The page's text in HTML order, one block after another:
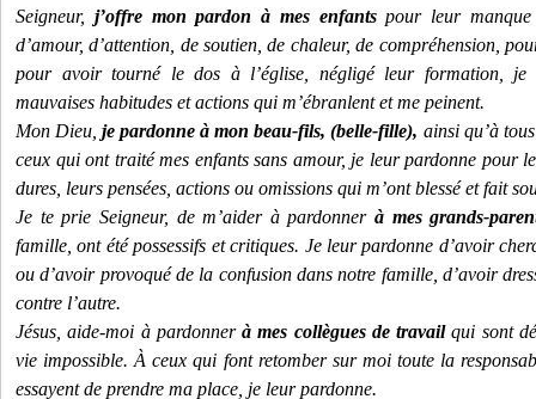
Seigneur, j’offre mon pardon à mes enfantspour leur manque
d’amour, d’attention, de soutien, de chaleur, de compréhension,
pour avoir tourné le dos à l’église, négligé leur formation, je
mauvaises habitudes et actions qui m’ébranlent et me peinent.
Mon Dieu,je pardonne à mon beau-fils, (belle-fille), ainsi qu’à
ceux qui ont traité mes enfants sans amour, je leur pardonne pour
dures, leurs pensées, actions ou omissions qui m’ont blessé et fait
Je te prie Seigneur, de m’aider à pardonner à mes grands-
famille, ont été possessifs et critiques. Je leur pardonne d’avoir
ou d’avoir provoqué de la confusion dans notre famille, d’avoir
contre l’autre.
Jésus, aide-moi à pardonnerà mes collègues de travailqui sont
vie impossible. À ceux qui font retomber sur moi toute la
essayent de prendre ma place, je leur pardonne.